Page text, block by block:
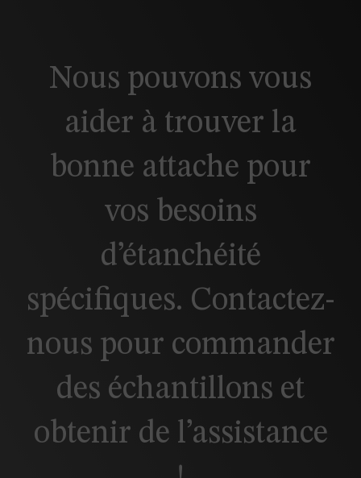
Nous pouvons vous
aider à trouver la
bonne attache pour
vos besoins
d’étanchéité
spécifiques. Contactez-
nous pour commander
des échantillons et
obtenir de l’assistance